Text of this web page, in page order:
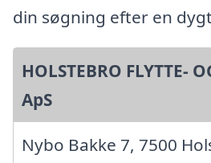
din søgning efter en
HOLSTEBRO FLYTTE-
ApS
Nybo Bakke 7, 7500